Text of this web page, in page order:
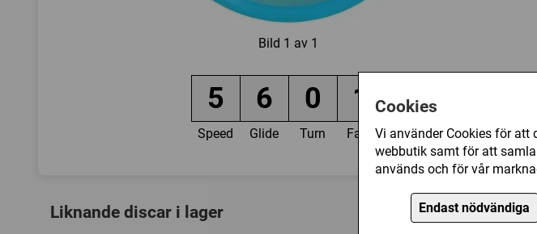
Cookies
Vi använder Cookies för att
webbutik samt för att
används och för vår
Endast nödvändiga
Bild 1 av 1
5 6 0 1
Speed Glide Turn Fade
Liknande discar i lager